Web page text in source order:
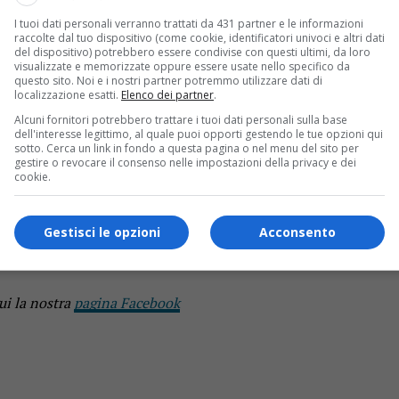
caccia, sono rinvnuti resti umani sulle rive del Ticino,
la macabra scoperta.
si conferma un sito di eccezionale interesse
cadavere. L’area è stata transennata. Una squadra
la nostra pagina Facebook
I tuoi dati personali verranno trattati da 431 partner e le informazioni
raccolte dal tuo dispositivo (come cookie, identificatori univoci e altri dati
del dispositivo) potrebbero essere condivise con questi ultimi, da loro
visualizzate e memorizzate oppure essere usate nello specifico da
questo sito. Noi e i nostri partner potremmo utilizzare dati di
localizzazione esatti. Elenco dei partner.
Alcuni fornitori potrebbero trattare i tuoi dati personali sulla base
dell'interesse legittimo, al quale puoi opporti gestendo le tue opzioni qui
sotto. Cerca un link in fondo a questa pagina o nel menu del sito per
gestire o revocare il consenso nelle impostazioni della privacy e dei
cookie.
Acconsento
Gestisci le opzioni